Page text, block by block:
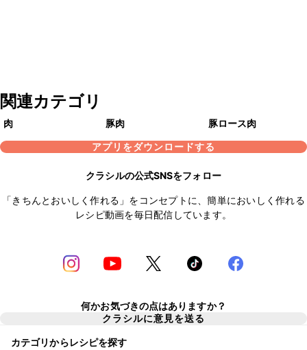
関連カテゴリ
肉 豚肉
豚ロース肉
アプリをダウンロードする
クラシルの公式SNSをフォロー
「きちんとおいしく作れる」をコンセプトに、簡単においしく作れる
レシピ動画を毎日配信しています。
何かお気づきの点はありますか？
クラシルに意見を送る
カテゴリからレシピを探す